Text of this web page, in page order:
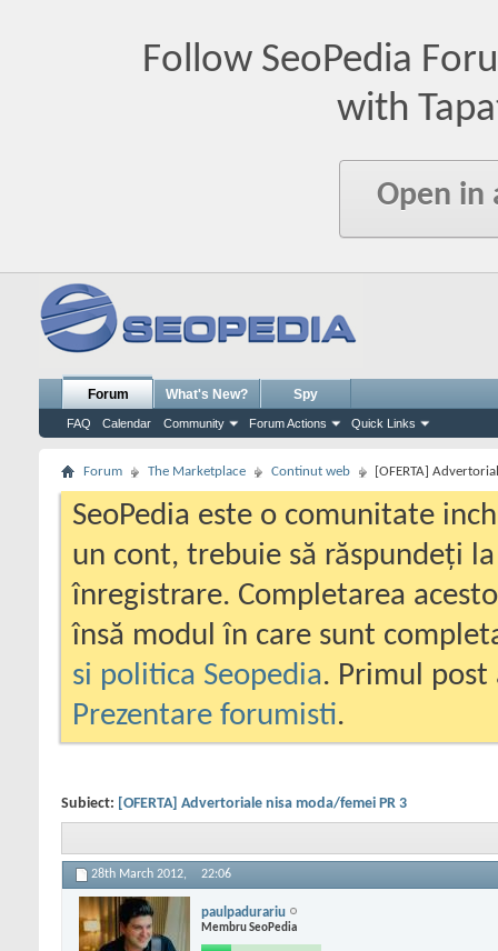
Follow SeoPedia
with
Open in
Forum
FAQ Calendar Community Forum Actions Quick Links
What's New? Spy
Forum The Marketplace Continut web [OFERTA]
SeoPedia este o comunitate
un cont, trebuie să răspundeți
înregistrare. Completarea
însă modul în care sunt
si politica Seopedia. Primul
Prezentare forumisti.
Subiect: [OFERTA] Advertoriale nisa moda/femei PR 3
28th March 2012, 22:06
paulpadurariu
Membru SeoPedia